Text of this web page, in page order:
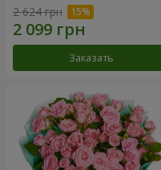
2 624 грн
Заказать